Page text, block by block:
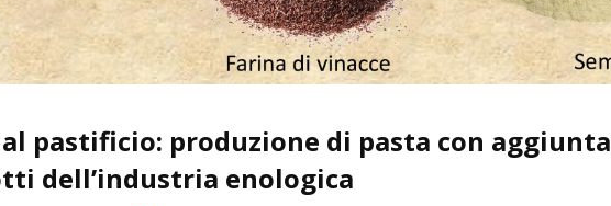
pastificio: produzione di pasta con aggiunta
dell’industria enologica